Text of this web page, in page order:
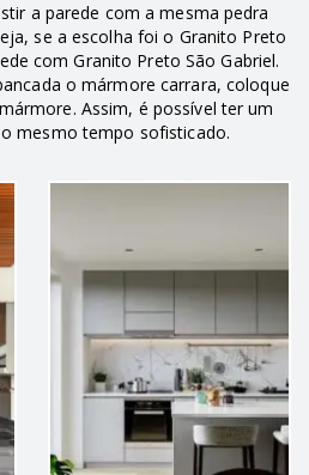
a parede com a mesma pedra
se a escolha foi o Granito Preto
com Granito Preto São Gabriel.
o mármore carrara, coloque
Assim, é possível ter um
mesmo tempo sofisticado.